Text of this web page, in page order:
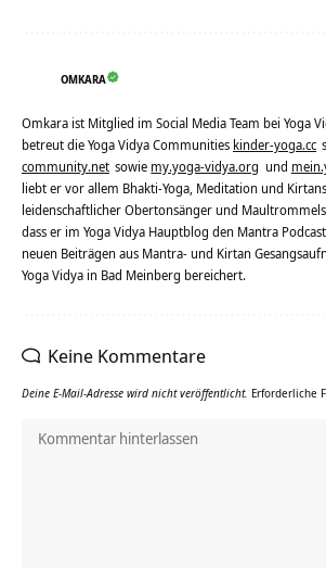
OMKARA
Omkara ist Mitglied im Social Media Team bei Yoga
betreut die Yoga Vidya Communities kinder-yoga.cc
community.net sowie my.yoga-vidya.org und
liebt er vor allem Bhakti-Yoga, Meditation und
leidenschaftlicher Obertonsänger und
dass er im Yoga Vidya Hauptblog den Mantra
neuen Beiträgen aus Mantra- und Kirtan
Yoga Vidya in Bad Meinberg bereichert.
Keine Kommentare
Deine E-Mail-Adresse wird nicht veröffentlicht. Erforderliche